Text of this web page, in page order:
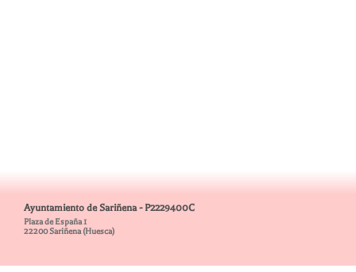
Ayuntamiento de Sariñena - P2229400C
Plaza de España 1
22200 Sariñena (Huesca)